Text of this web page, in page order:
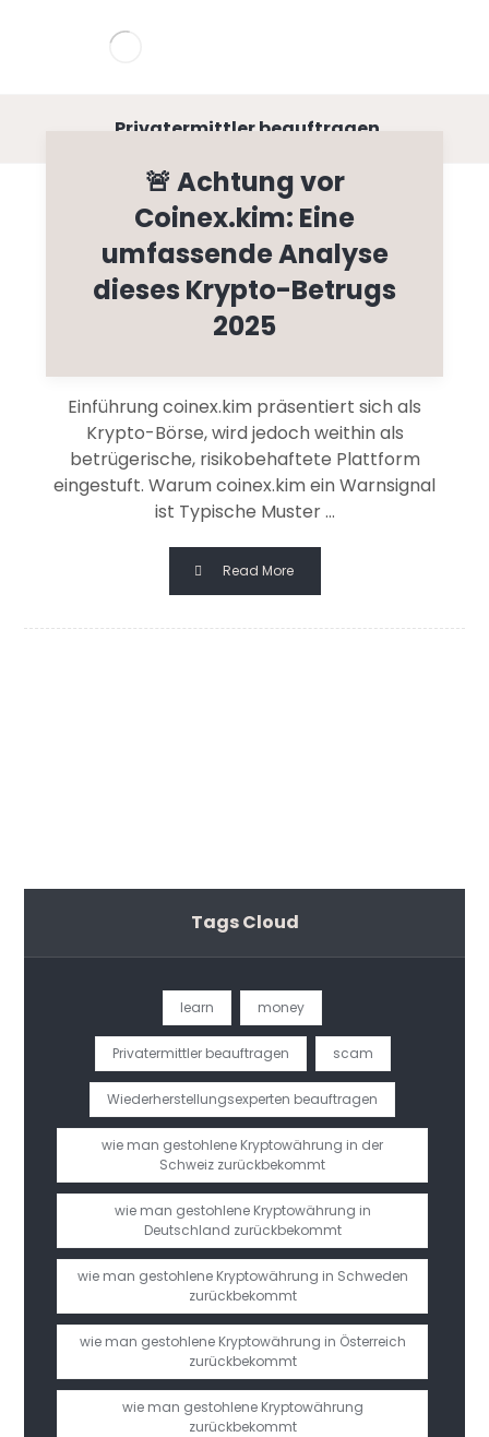
Privatermittler beauftragen
🚨 Achtung vor
Coinex.kim: Eine
umfassende Analyse
dieses Krypto-Betrugs
2025
Einführung coinex.kim präsentiert sich als
Krypto-Börse, wird jedoch weithin als
betrügerische, risikobehaftete Plattform
eingestuft. Warum coinex.kim ein Warnsignal
ist Typische Muster ...
Read More
Tags Cloud
learn money
Privatermittler beauftragen scam
Wiederherstellungsexperten beauftragen
wie man gestohlene Kryptowährung in der
Schweiz zurückbekommt
wie man gestohlene Kryptowährung in
Deutschland zurückbekommt
wie man gestohlene Kryptowährung in Schweden
zurückbekommt
wie man gestohlene Kryptowährung in Österreich
zurückbekommt
wie man gestohlene Kryptowährung
zurückbekommt